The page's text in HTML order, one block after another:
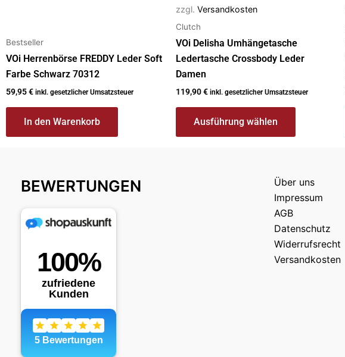
Bestseller
VOi Herrenbörse FREDDY Leder Soft
Farbe Schwarz 70312
59,95€ inkl. gesetzlicher Umsatzsteuer
In den Warenkorb
zzgl. Versandkosten
Clutch
VOi Delisha Umhängetasche
Ledertasche Crossbody Leder
Damen
119,90€ inkl. gesetzlicher Umsatzsteuer
Ausführung wählen
werden
BEWERTUNGEN
Über uns
Impressum
AGB
Datenschutz
Widerrufsrecht
Versandkosten